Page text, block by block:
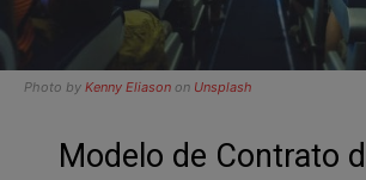
Photo by Kenny Eliason on Unsplash
Modelo de Contrato